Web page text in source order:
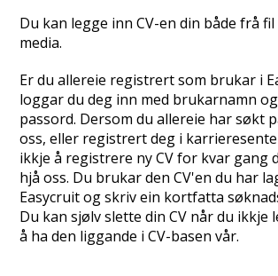
Du kan legge inn CV-en din både frå
media.
Er du allereie registrert som brukar i
loggar du deg inn med brukarnamn og
passord. Dersom du allereie har søkt
oss, eller registrert deg i
ikkje å registrere ny CV for kvar gang
hjå oss. Du brukar den CV'en du har
Easycruit og skriv ein kortfatta
Du kan sjølv slette din CV når du ikkje
å ha den liggande i CV-basen vår.